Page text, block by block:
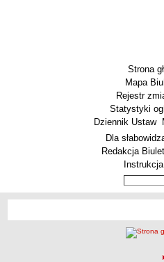
Strona
Mapa
Rejestr
Statystyki
Dziennik Ustaw
Menu dodatkowe
Dla
Redakcja